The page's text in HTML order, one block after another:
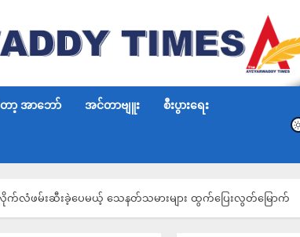
ာ့ အာဘော် အင်တာဗျူး စီးပွားရေး
လံဖမ်းဆီးခဲ့ပေမယ့် သေနတ်သမားများ ထွက်ပြေးလွတ်မြောက်